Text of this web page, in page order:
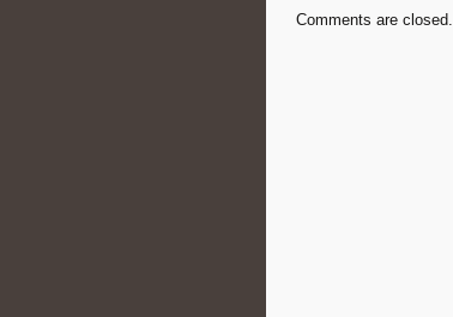
Comments are closed.